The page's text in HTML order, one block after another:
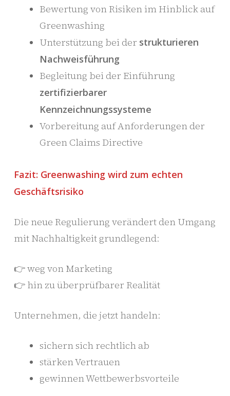
Bewertung von Risiken im Hinblick auf
Greenwashing
Unterstützung bei der strukturieren
Nachweisführung
Begleitung bei der Einführung
zertifizierbarer
Kennzeichnungssysteme
Vorbereitung auf Anforderungen der
Green Claims Directive
Fazit: Greenwashing wird zum echten
Geschäftsrisiko
Die neue Regulierung verändert den Umgang
mit Nachhaltigkeit grundlegend:
👉 weg von Marketing
👉 hin zu überprüfbarer Realität
Unternehmen, die jetzt handeln:
sichern sich rechtlich ab
stärken Vertrauen
gewinnen Wettbewerbsvorteile